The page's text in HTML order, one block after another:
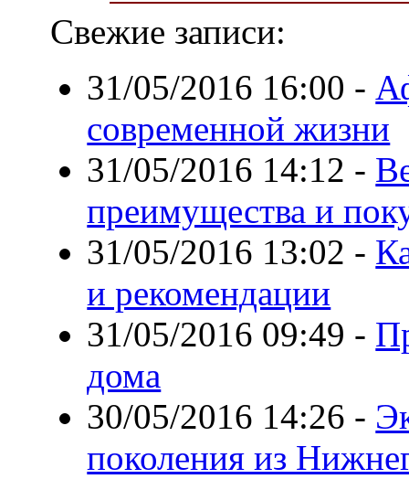
Свежие записи:
31/05/2016 16:00 -
современной жизни
31/05/2016 14:12 -
преимущества и
31/05/2016 13:02 -
и рекомендации
31/05/2016 09:49 -
дома
30/05/2016 14:26 -
поколения из